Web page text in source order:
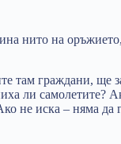
нито на
там граждани, ще
ли самолетите?
не иска – няма да